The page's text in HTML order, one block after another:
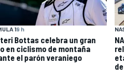
19 h
Bottas celebra un gran
en ciclismo de montaña
el parón veraniego